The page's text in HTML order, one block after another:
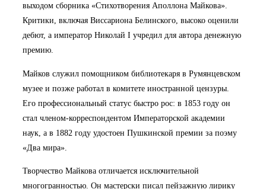
выходом сборника «Стихотворения Аполлона Майкова».
Критики, включая Виссариона Белинского, высоко оценили
дебют, а император Николай I учредил для автора денежную
премию.
Майков служил помощником библиотекаря в Румянцевском
музее и позже работал в комитете иностранной цензуры.
Его профессиональный статус быстро рос: в 1853 году он
стал членом-корреспондентом Императорской академии
наук, а в 1882 году удостоен Пушкинской премии за поэму
«Два мира».
Творчество Майкова отличается исключительной
многогранностью. Он мастерски писал пейзажную лирику